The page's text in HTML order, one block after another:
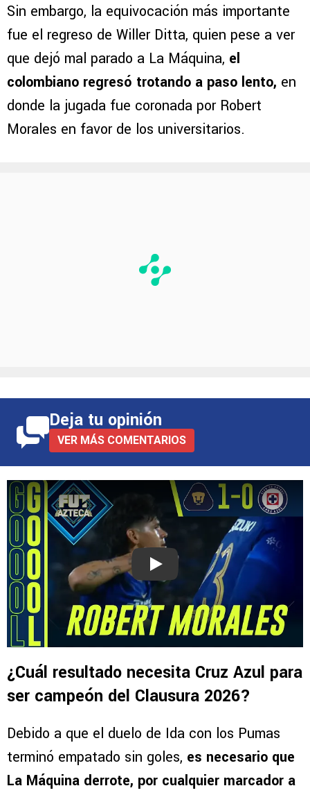
Sin embargo, la equivocación más importante
fue el regreso de Willer Ditta, quien pese a ver
que dejó mal parado a La Máquina, el
colombiano regresó trotando a paso lento, en
donde la jugada fue coronada por Robert
Morales en favor de los universitarios.
Deja tu opinión
VER MÁS COMENTARIOS
Play
¿Cuál resultado necesita Cruz Azul para
ser campeón del Clausura 2026?
Debido a que el duelo de Ida con los Pumas
terminó empatado sin goles, es necesario que
La Máquina derrote, por cualquier marcador a